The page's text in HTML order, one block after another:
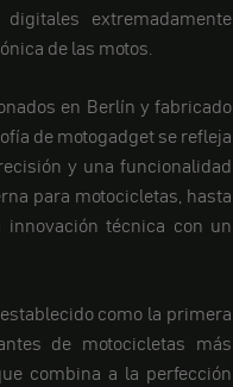
extremadamente
de las motos.
en Berlín y fabricado
de motogadget se refleja
y una funcionalidad
para motocicletas, hasta
técnica con un
como la primera
de motocicletas más
combina a la perfección